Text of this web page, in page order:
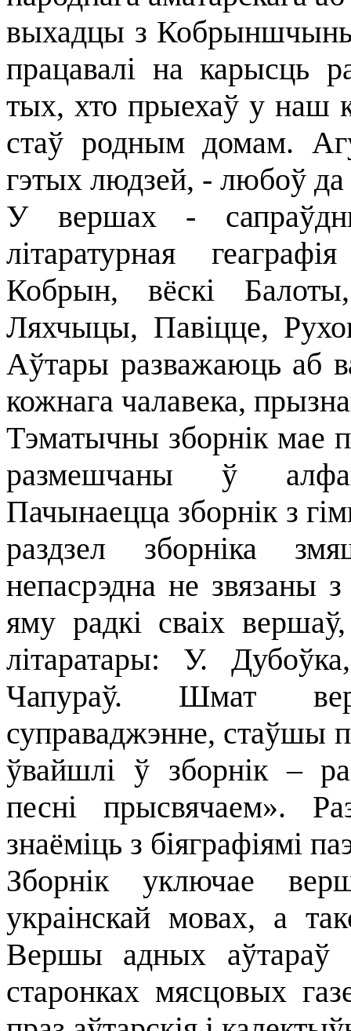
выхадцы з
працавалі на карысць
тых, хто прыехаў у наш
стаў родным домам.
гэтых людзей, - любоў да
У вершах -
літаратурная
Кобрын, вёскі
Ляхчыцы, Павіцце,
Аўтары разважаюць аб
кожнага чалавека,
Тэматычны зборнік мае
размешчаны ў
Пачынаецца зборнік з
раздзел зборніка
непасрэдна не звязаны
яму радкі сваіх
літаратары: У.
Чапураў. Шмат
суправаджэнне, стаўшы
ўвайшлі ў зборнік –
песні прысвячаем».
знаёміць з біяграфіямі
Зборнік уключае
украінскай мовах, а
Вершы адных аўтараў
старонках мясцовых